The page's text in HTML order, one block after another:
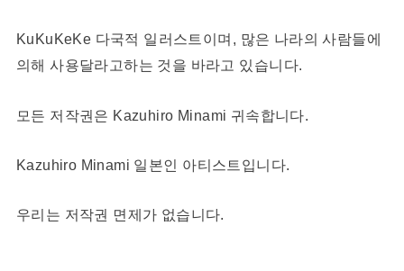
KuKuKeKe 다국적 일러스트이며, 많은 나라의 사람들에
의해 사용달라고하는 것을 바라고 있습니다.
모든 저작권은 Kazuhiro Minami 귀속합니다.
Kazuhiro Minami 일본인 아티스트입니다.
우리는 저작권 면제가 없습니다.